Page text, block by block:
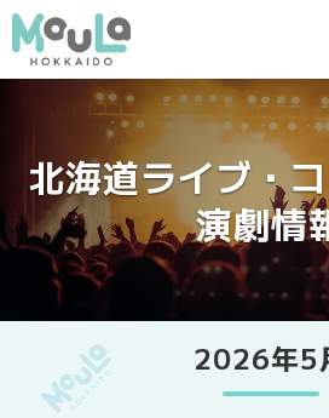
北海道ライブ・
演劇情
2026年5